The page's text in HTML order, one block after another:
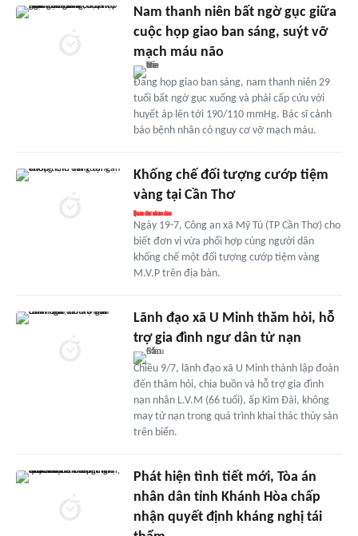
Nam thanh niên bất ngờ gục giữa
cuộc họp giao ban sáng, suýt vỡ
mạch máu não
Đang họp giao ban sáng, nam thanh niên 29
tuổi bất ngờ gục xuống và phải cấp cứu với
huyết áp lên tới 190/110 mmHg. Bác sĩ cảnh
báo bệnh nhân có nguy cơ vỡ mạch máu.
Khống chế đối tượng cướp tiệm
vàng tại Cần Thơ
Ngày 19-7, Công an xã Mỹ Tú (TP Cần Thơ) cho
biết đơn vị vừa phối hợp cùng người dân
khống chế một đối tượng cướp tiệm vàng
M.V.P trên địa bàn.
Lãnh đạo xã U Minh thăm hỏi, hỗ
trợ gia đình ngư dân tử nạn
Chiều 9/7, lãnh đạo xã U Minh thành lập đoàn
đến thăm hỏi, chia buồn và hỗ trợ gia đình
nạn nhân L.V.M (66 tuổi), ấp Kim Đài, không
may tử nạn trong quá trình khai thác thủy sản
trên biển.
Phát hiện tình tiết mới, Tòa án
nhân dân tỉnh Khánh Hòa chấp
nhận quyết định kháng nghị tái